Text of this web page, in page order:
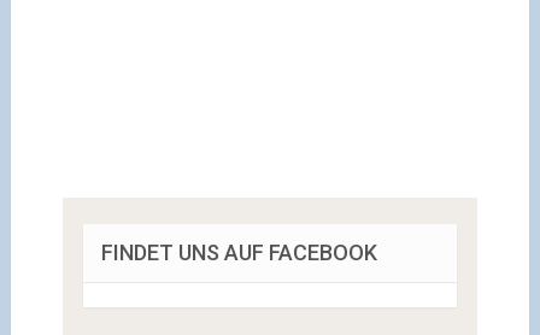
FINDET UNS AUF FACEBOOK